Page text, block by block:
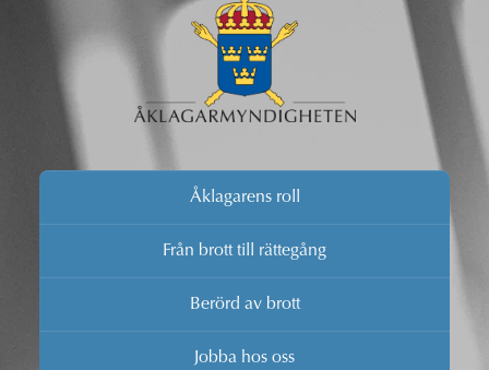
Åklagarens roll
Från brott till rättegång
Berörd av brott
Jobba hos oss